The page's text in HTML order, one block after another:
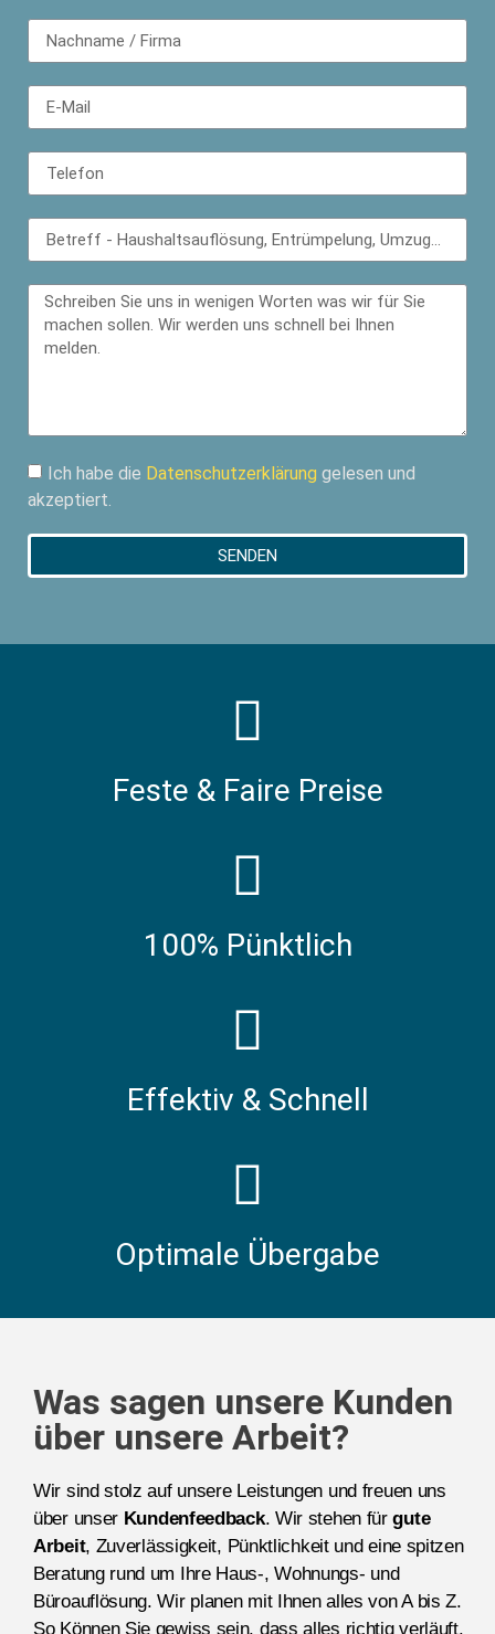
Ich habe die Datenschutzerklärung gelesen und
akzeptiert.
SENDEN
Feste & Faire Preise
100% Pünktlich
Effektiv & Schnell
Optimale Übergabe
Was sagen unsere Kunden
über unsere Arbeit?
Wir sind stolz auf unsere Leistungen und freuen uns
über unser Kundenfeedback. Wir stehen fürgute
Arbeit, Zuverlässigkeit, Pünktlichkeit und eine spitzen
Beratung rund um Ihre Haus-, Wohnungs- und
Büroauflösung. Wir planen mit Ihnen alles von A bis Z.
So Können Sie gewiss sein, dass alles richtig verläuft.